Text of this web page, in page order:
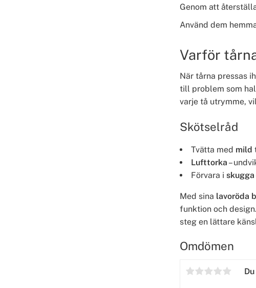
Genom att
Använd dem
Varför
När tårna pressas
till problem som
varje tå utrymme,
Skötselråd
Tvätta med mild
Lufttorka –
Förvara i skugga
Med sina lavoröda
funktion och
steg en lättare
Omdömen
Du